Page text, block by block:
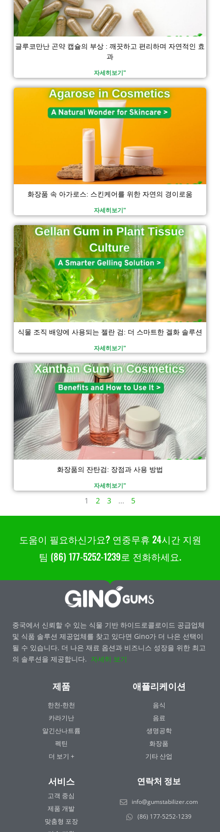
글루코만난 곤약 캡슐의 부상 : 깨끗하고 편리하며 자연적인 효
과
자세히보기"
화장품 속 아가로스: 스킨케어를 위한 자연의 경이로움
자세히보기"
식물 조직 배양에 사용되는 젤란 검: 더 스마트한 겔화 솔루션
자세히보기"
화장품의 잔탄검: 장점과 사용 방법
자세히보기"
1 2 3 ... 5
도움이 필요하신가요? 연중무휴 24시간 지원
팀 (86) 177-5252-1239로 전화하세요.
중국에서 신뢰할 수 있는 식물 기반 하이드로콜로이드 공급업체
및 식품 솔루션 제공업체를 찾고 있다면 Gino가 더 나은 선택이
될 수 있습니다. 더 나은 재료 옵션과 비즈니스 성장을 위한 최고
의 솔루션을 제공합니다. 자세히 보기
제품
한천-한천
카라기난
알긴산나트륨
펙틴
더 보기 +
애플리케이션
음식
음료
생명공학
화장품
기타 산업
서비스
고객 중심
제품 개발
맞춤형 포장
연락처 정보
info@gumstabilizer.com
(86) 177-5252-1239